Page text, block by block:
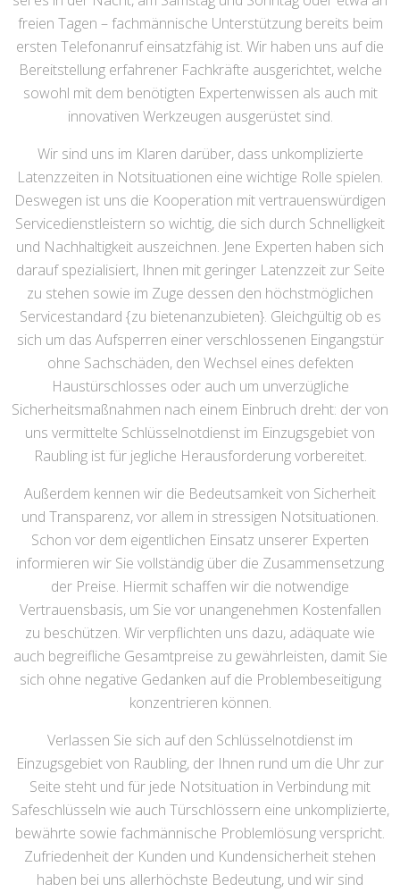
freien Tagen – fachmännische Unterstützung bereits beim
ersten Telefonanruf einsatzfähig ist. Wir haben uns auf die
Bereitstellung erfahrener Fachkräfte ausgerichtet, welche
sowohl mit dem benötigten Expertenwissen als auch mit
innovativen Werkzeugen ausgerüstet sind.
Wir sind uns im Klaren darüber, dass unkomplizierte
Latenzzeiten in Notsituationen eine wichtige Rolle spielen.
Deswegen ist uns die Kooperation mit vertrauenswürdigen
Servicedienstleistern so wichtig, die sich durch Schnelligkeit
und Nachhaltigkeit auszeichnen. Jene Experten haben sich
darauf spezialisiert, Ihnen mit geringer Latenzzeit zur Seite
zu stehen sowie im Zuge dessen den höchstmöglichen
Servicestandard {zu bietenanzubieten}. Gleichgültig ob es
sich um das Aufsperren einer verschlossenen Eingangstür
ohne Sachschäden, den Wechsel eines defekten
Haustürschlosses oder auch um unverzügliche
Sicherheitsmaßnahmen nach einem Einbruch dreht: der von
uns vermittelte Schlüsselnotdienst im Einzugsgebiet von
Raubling ist für jegliche Herausforderung vorbereitet.
Außerdem kennen wir die Bedeutsamkeit von Sicherheit
und Transparenz, vor allem in stressigen Notsituationen.
Schon vor dem eigentlichen Einsatz unserer Experten
informieren wir Sie vollständig über die Zusammensetzung
der Preise. Hiermit schaffen wir die notwendige
Vertrauensbasis, um Sie vor unangenehmen Kostenfallen
zu beschützen. Wir verpflichten uns dazu, adäquate wie
auch begreifliche Gesamtpreise zu gewährleisten, damit Sie
sich ohne negative Gedanken auf die Problembeseitigung
konzentrieren können.
Verlassen Sie sich auf den Schlüsselnotdienst im
Einzugsgebiet von Raubling, der Ihnen rund um die Uhr zur
Seite steht und für jede Notsituation in Verbindung mit
Safeschlüsseln wie auch Türschlössern eine unkomplizierte,
bewährte sowie fachmännische Problemlösung verspricht.
Zufriedenheit der Kunden und Kundensicherheit stehen
haben bei uns allerhöchste Bedeutung, und wir sind